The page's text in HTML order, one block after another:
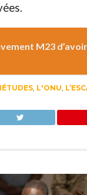
M23
, L'ONU,